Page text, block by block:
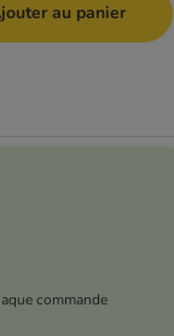
au panier
commande